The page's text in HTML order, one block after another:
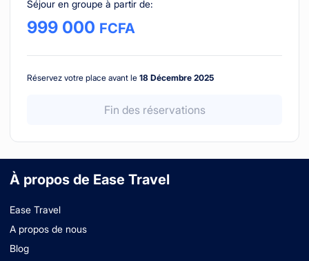
Séjour en groupe à partir de:
999 000 FCFA
Réservez votre place avant le 18 Décembre 2025
Fin des réservations
À propos de Ease Travel
Ease Travel
A propos de nous
Blog